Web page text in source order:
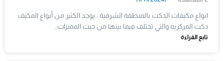
انواع مكيفات الدكت بالمنطقة الشرقية ، يوجد الكثير من أنواع المكيف
دكت المركزيه والتي تختلف فيما بينها من حيث المميزات…
تابع القراءة